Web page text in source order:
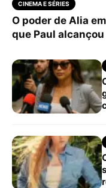
CINEMA E SÉRIES
O poder de Alia
que Paul alcançou